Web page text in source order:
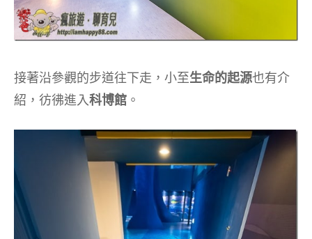
接著沿參觀的步道往下走，小至生命的起源也有介
紹，彷彿進入科博館 。